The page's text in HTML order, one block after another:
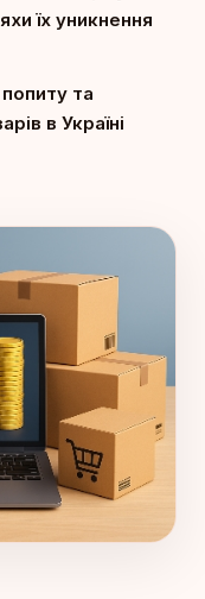
їх уникнення
попиту та
в Україні